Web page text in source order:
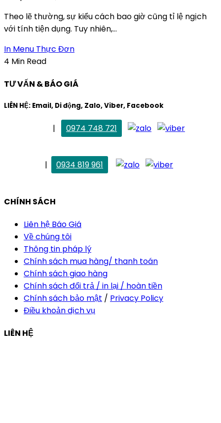
Theo lẽ thường, sự kiểu cách bao giờ cũng tỉ lệ ngịch
với tính tiện dụng. Tuy nhiên,...
In Menu Thực Đơn
4 Min Read
TƯ VẤN & BÁO GIÁ
LIÊN HỆ: Email, Di động, Zalo, Viber, Facebook
|
0974 748 721
|
0934 819 961
CHÍNH SÁCH
Liên hệ Báo Giá
Về chúng tôi
Thông tin pháp lý
Chính sách mua hàng/ thanh toán
Chính sách giao hàng
Chính sách đổi trả / in lại / hoàn tiền
Chính sách bảo mật / Privacy Policy
Điều khoản dịch vụ
LIÊN HỆ